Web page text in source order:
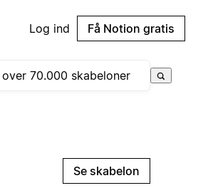
Log ind Få Notion gratis
Se skabelon